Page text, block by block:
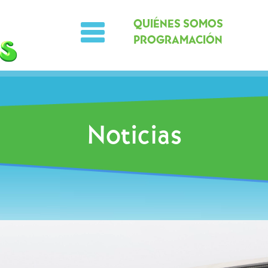
QUIÉNES SOMOS
PROGRAMACIÓN
Noticias